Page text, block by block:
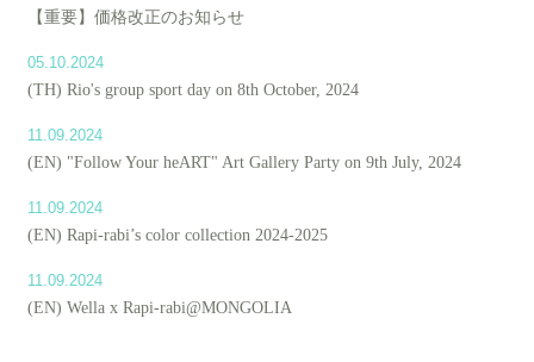
【重要】価格改正のお知らせ
05.10.2024
(TH) Rio's group sport day on 8th October, 2024
11.09.2024
(EN) "Follow Your heART" Art Gallery Party on 9th July, 2024
11.09.2024
(EN) Rapi-rabi’s color collection 2024-2025
11.09.2024
(EN) Wella x Rapi-rabi@MONGOLIA